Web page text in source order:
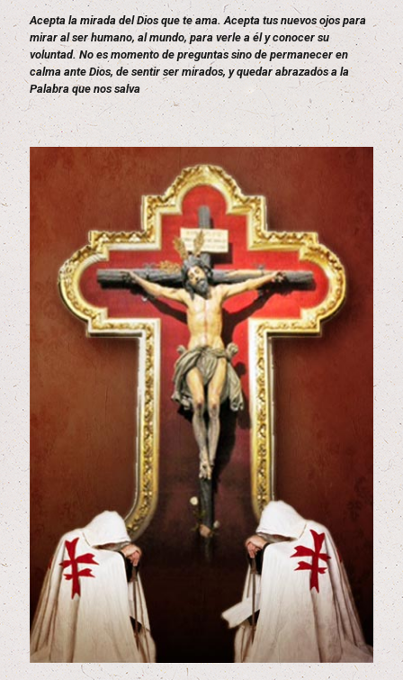
Acepta la mirada del Dios que te ama. Acepta tus nuevos ojos para
mirar al ser humano, al mundo, para verle a él y conocer su
voluntad. No es momento de preguntas sino de permanecer en
calma ante Dios, de sentir ser mirados, y quedar abrazados a la
Palabra que nos salva